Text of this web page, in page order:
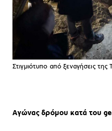
Στιγμιότυπο από ξεναγήσεις
Αγώνας δρόμου κατά του